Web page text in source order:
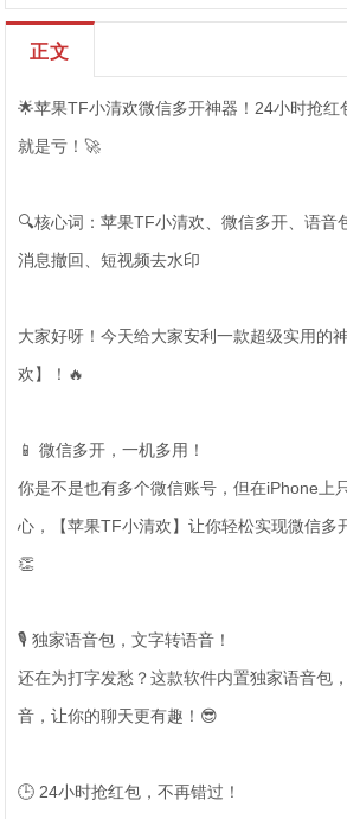
正文
🌟苹果TF小清欢微信多开神器！24小时抢红
就是亏！🚀
🔍核心词：苹果TF小清欢、微信多开、语音
消息撤回、短视频去水印
大家好呀！今天给大家安利一款超级实用
欢】！🔥
📱 微信多开，一机多用！
你是不是也有多个微信账号，但在iPhone上
心，【苹果TF小清欢】让你轻松实现微信多
👏
🎙️ 独家语音包，文字转语音！
还在为打字发愁？这款软件内置独家语音包
音，让你的聊天更有趣！😎
🕒 24小时抢红包，不再错过！